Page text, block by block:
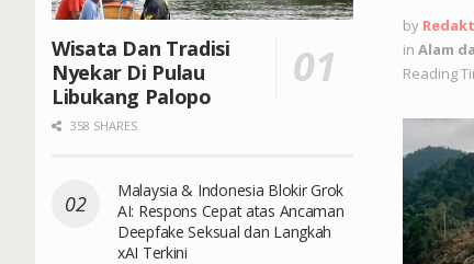
by
in Alam
Reading
Wisata Dan Tradisi
Nyekar Di Pulau
Libukang Palopo
358 SHARES
Malaysia & Indonesia Blokir Grok
AI: Respons Cepat atas Ancaman
Deepfake Seksual dan Langkah
xAI Terkini